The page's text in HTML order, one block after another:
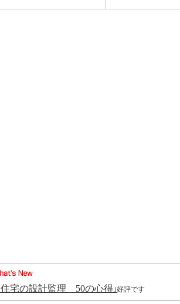
住宅の設計監理 50の心得 ｣好評です